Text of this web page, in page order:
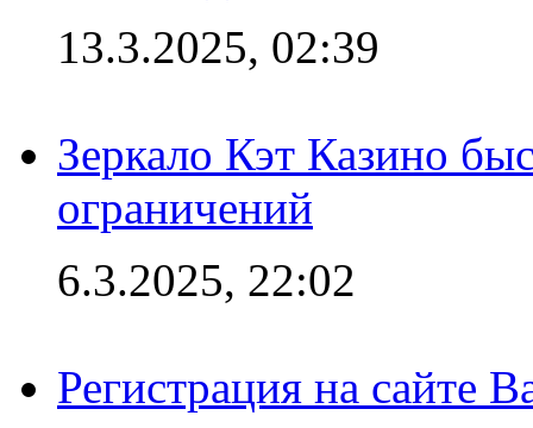
13.3.2025, 02:39
Зеркало Кэт Казино
ограничений
6.3.2025, 22:02
Регистрация на сайте